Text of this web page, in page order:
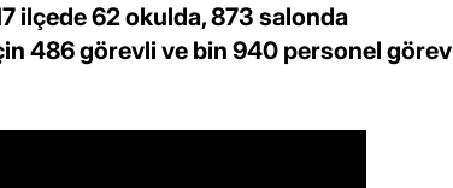
ilçede 62 okulda, 873 salonda
486 görevli ve bin 940 personel görev